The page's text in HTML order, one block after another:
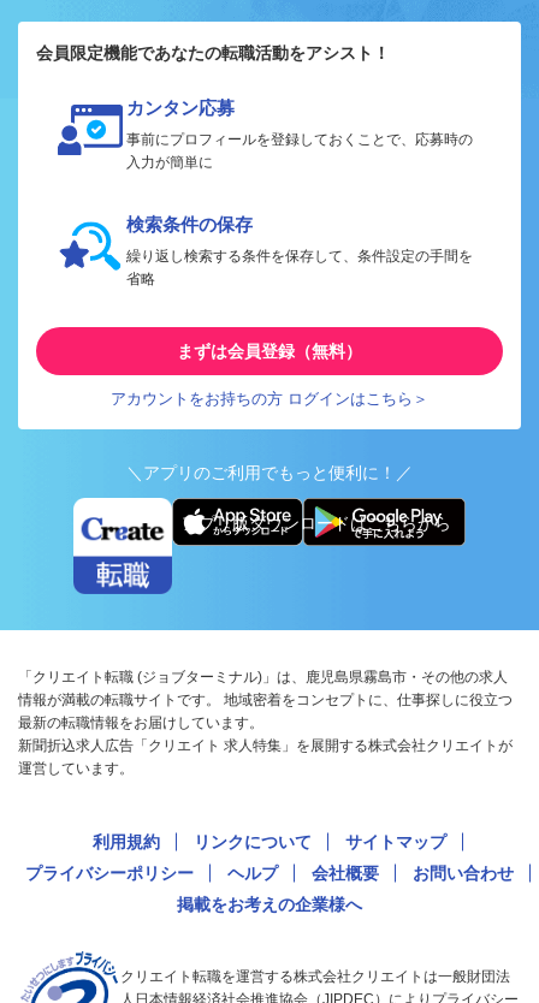
会員限定機能であなたの転職活動をアシスト！
カンタン応募
事前にプロフィールを登録しておくことで、応募時の
入力が簡単に
検索条件の保存
繰り返し検索する条件を保存して、条件設定の手間を
省略
まずは会員登録（無料）
アカウントをお持ちの方 ログインはこちら＞
＼アプリのご利用でもっと便利に！／
アプリ版ダウンロードはこちらから
「クリエイト転職 (ジョブターミナル)」は、鹿児島県霧島市・その他の求人
情報が満載の転職サイトです。 地域密着をコンセプトに、仕事探しに役立つ
最新の転職情報をお届けしています。
新聞折込求人広告「クリエイト 求人特集」を展開する株式会社クリエイトが
運営しています。
利用規約 リンクについて
サイトマップ
プライバシーポリシー
ヘルプ 会社概要
お問い合わせ
掲載をお考えの企業様へ
クリエイト転職を運営する株式会社クリエイトは一般財団法
人日本情報経済社会推進協会（JIPDEC）によりプライバシー